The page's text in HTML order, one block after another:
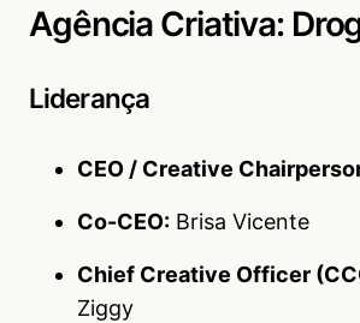
Agência Criativa:
Liderança
CEO / Creative
Co-CEO: Brisa Vicente
Chief Creative Officer
Ziggy